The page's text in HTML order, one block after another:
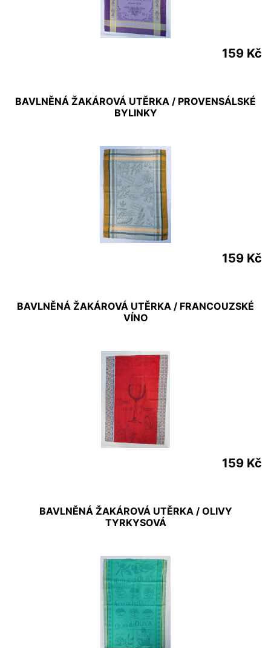
159 Kč
BAVLNĚNÁ ŽAKÁROVÁ UTĚRKA / PROVENSÁLSKÉ
BYLINKY
159 Kč
BAVLNĚNÁ ŽAKÁROVÁ UTĚRKA / FRANCOUZSKÉ
VÍNO
159 Kč
BAVLNĚNÁ ŽAKÁROVÁ UTĚRKA / OLIVY
TYRKYSOVÁ